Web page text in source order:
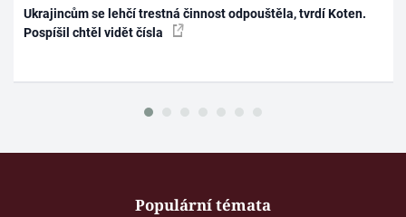
Ukrajincům se lehčí trestná činnost odpouštěla, tvrdí Koten.
Pospíšil chtěl vidět čísla
Populární témata